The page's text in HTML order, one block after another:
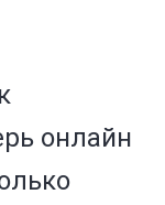
онлайн